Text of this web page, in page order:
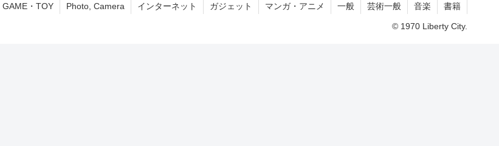
GAME・TOY Photo, Camera インターネット ガジェット マンガ・アニメ 一般 芸術一般 音楽 書籍
© 1970 Liberty City.